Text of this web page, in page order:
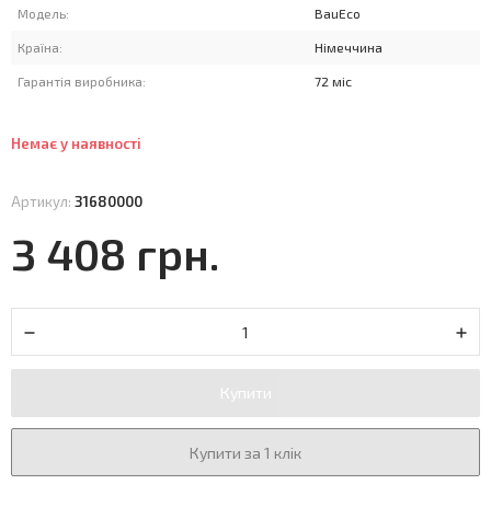
Модель: BauEco
Країна: Німеччина
Гарантія виробника: 72 міс
Немає у наявності
Артикул: 31680000
3 408 грн.
Купити
Купити за 1 клік